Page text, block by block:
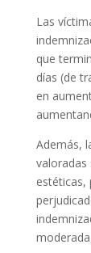
Las
que
días (de
en
Además,
valoradas
estéticas,